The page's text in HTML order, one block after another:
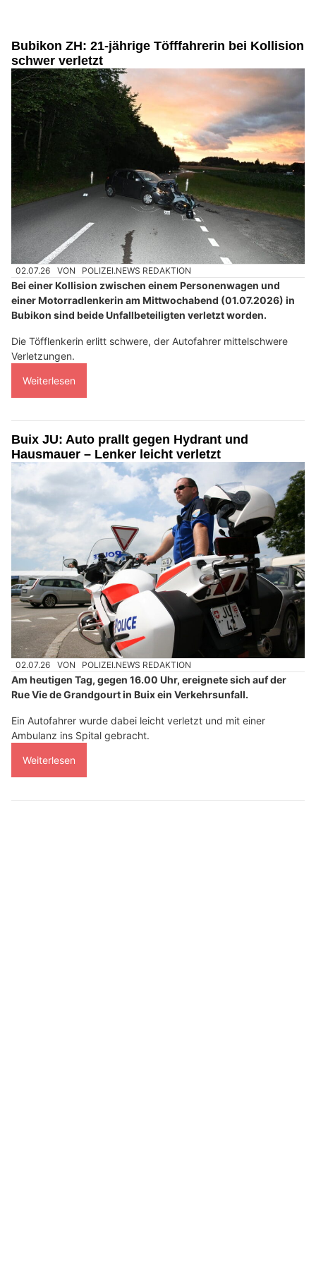
Bubikon ZH: 21-jährige Töfffahrerin bei Kollision
schwer verletzt
02.07.26 VON POLIZEI.NEWS REDAKTION
Bei einer Kollision zwischen einem Personenwagen und
einer Motorradlenkerin am Mittwochabend (01.07.2026) in
Bubikon sind beide Unfallbeteiligten verletzt worden.
Die Töfflenkerin erlitt schwere, der Autofahrer mittelschwere
Verletzungen.
Weiterlesen
Buix JU: Auto prallt gegen Hydrant und
Hausmauer – Lenker leicht verletzt
02.07.26 VON POLIZEI.NEWS REDAKTION
Am heutigen Tag, gegen 16.00 Uhr, ereignete sich auf der
Rue Vie de Grandgourt in Buix ein Verkehrsunfall.
Ein Autofahrer wurde dabei leicht verletzt und mit einer
Ambulanz ins Spital gebracht.
Weiterlesen